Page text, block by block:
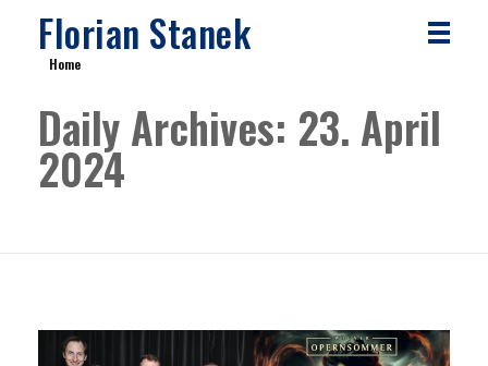
Florian Stanek
Home
Daily Archives: 23. April
2024